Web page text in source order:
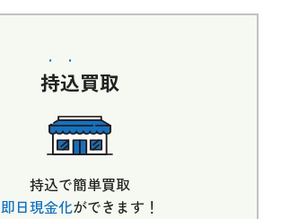
持込買取
持込で簡単買取
即日現金化ができます！